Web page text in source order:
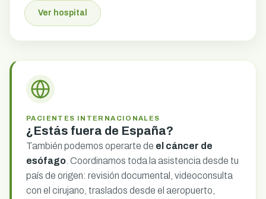
Ver hospital
PACIENTES INTERNACIONALES
¿Estás fuera de España?
También podemos operarte de el cáncer de
esófago . Coordinamos toda la asistencia desde tu
país de origen: revisión documental, videoconsulta
con el cirujano, traslados desde el aeropuerto,